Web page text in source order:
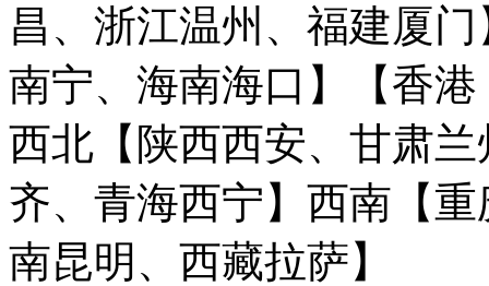
昌、浙江温州、福建厦门
南宁、海南海口】
【香
西北【陕西西安、甘肃
齐、青海西宁】 西南【
南昆明、西藏拉萨】